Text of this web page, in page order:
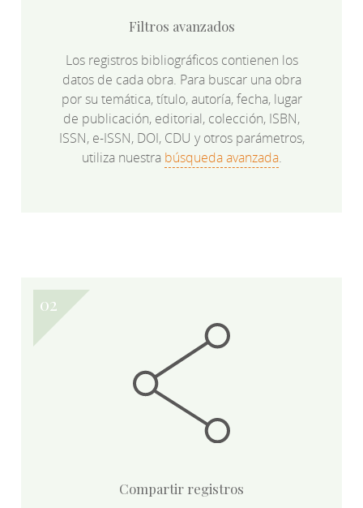
Filtros avanzados
Los registros bibliográficos contienen los
datos de cada obra. Para buscar una obra
por su temática, título, autoría, fecha, lugar
de publicación, editorial, colección, ISBN,
ISSN, e-ISSN, DOI, CDU y otros parámetros,
utiliza nuestra búsqueda avanzada.
Compartir registros